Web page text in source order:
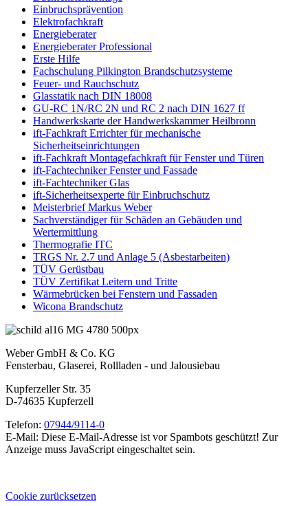
Einbruchsprävention
Elektrofachkraft
Energieberater
Energieberater Professional
Erste Hilfe
Fachschulung Pilkington Brandschutzsysteme
Feuer- und Rauchschutz
Glasstatik nach DIN 18008
GU-RC 1N/RC 2N und RC 2 nach DIN 1627 ff
Handwerkskarte der Handwerkskammer Heilbronn
ift-Fachkraft Errichter für mechanische
Sicherheitseinrichtungen
ift-Fachkraft Montagefachkraft für Fenster und Türen
ift-Fachtechniker Fenster und Fassade
ift-Fachtechniker Glas
ift-Sicherheitsexperte für Einbruchschutz
Meisterbrief Markus Weber
Sachverständiger für Schäden an Gebäuden und
Wertermittlung
Thermografie ITC
TRGS Nr. 2.7 und Anlage 5 (Asbestarbeiten)
TÜV Gerüstbau
TÜV Zertifikat Leitern und Tritte
Wärmebrücken bei Fenstern und Fassaden
Wicona Brandschutz
Weber GmbH & Co. KG
Fensterbau, Glaserei, Rollladen - und Jalousiebau
Kupferzeller Str. 35
D-74635 Kupferzell
Telefon: 07944/9114-0
E-Mail: Diese E-Mail-Adresse ist vor Spambots geschützt! Zur
Anzeige muss JavaScript eingeschaltet sein.
Cookie zurücksetzen